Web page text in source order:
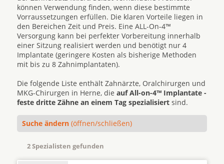
können Verwendung finden, wenn diese bestimmte
Vorraussetzungen erfüllen. Die klaren Vorteile liegen in
den Bereichen Zeit und Preis. Eine ALL-On-4™
Versorgung kann bei perfekter Vorbereitung innerhalb
einer Sitzung realisiert werden und benötigt nur 4
Implantate (geringere Kosten als bisherige Methoden
mit bis zu 8 Zahnimplantaten).
Die folgende Liste enthält Zahnärzte, Oralchirurgen und
MKG-Chirurgen in Herne, die auf All-on-4™ Implantate -
feste dritte Zähne an einem Tag spezialisiert sind.
Suche ändern (öffnen/schließen)
2 Spezialisten gefunden